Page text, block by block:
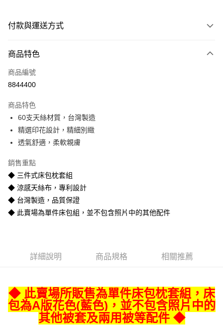
付款與運送方式
信用卡一次付款
LINE Pay
街口支付
悠遊付
全盈+PAY
AFTEE先享後付
相關說明
【關於「AFTEE先享後付」】
３．安心：先確認商品／服務後，再付款。
結帳頁面，進行簡訊認證並確認金額後，即可完成結帳。
２．訂單成立數日內，您將收到繳費通知簡訊。
３．收到繳費通知簡訊後14天內，點擊此簡訊中的連結，可透過四大超商／
ATM／網路銀行／等多元方式進行付款，方視為交易完成。
宅配-離島
每筆NT$400
商品特色
商品編號
8844400
商品特色
60支天絲材質，台灣製造
精選印花設計，精細別緻
透氣舒適，柔軟親膚
銷售重點
◆ 三件式床包枕套組
◆ 涼感天絲布，專利設計
◆ 台灣製造，品質保證
◆ 此賣場為單件床包組，並不包含照片中的其他配件
詳細說明 商品規格 相關推薦
◆ 此賣場所販售為單件床包枕套組 ，床
包為A版花色(藍色) ，並不包含照片中的
其他被套及兩用被等配件 ◆